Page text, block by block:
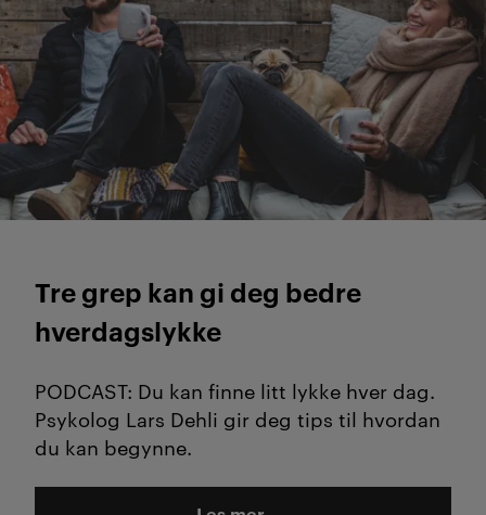
Tre grep kan gi deg bedre
hverdagslykke
PODCAST: Du kan finne litt lykke hver dag.
Psykolog Lars Dehli gir deg tips til hvordan
du kan begynne.